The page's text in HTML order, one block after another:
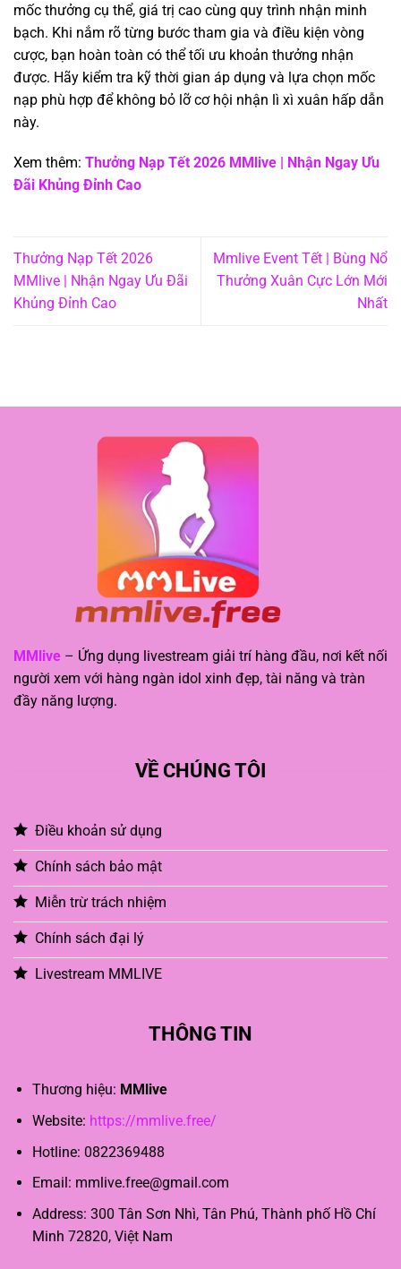
mốc thưởng cụ thể, giá trị cao cùng quy trình nhận minh
bạch. Khi nắm rõ từng bước tham gia và điều kiện vòng
cược, bạn hoàn toàn có thể tối ưu khoản thưởng nhận
được. Hãy kiểm tra kỹ thời gian áp dụng và lựa chọn mốc
nạp phù hợp để không bỏ lỡ cơ hội nhận lì xì xuân hấp dẫn
này.
Xem thêm: Thưởng Nạp Tết 2026 MMlive | Nhận Ngay Ưu
Đãi Khủng Đỉnh Cao
Thưởng Nạp Tết 2026
MMlive | Nhận Ngay Ưu Đãi
Khủng Đỉnh Cao
Mmlive Event Tết | Bùng Nổ
Thưởng Xuân Cực Lớn Mới
Nhất
MMlive – Ứng dụng livestream giải trí hàng đầu, nơi kết nối
người xem với hàng ngàn idol xinh đẹp, tài năng và tràn
đầy năng lượng.
VỀ CHÚNG TÔI
Điều khoản sử dụng
Chính sách bảo mật
Miễn trừ trách nhiệm
Chính sách đại lý
Livestream MMLIVE
THÔNG TIN
Thương hiệu: MMlive
Website: https://mmlive.free/
Hotline: 0822369488
Email: mmlive.free@gmail.com
Address: 300 Tân Sơn Nhì, Tân Phú, Thành phố Hồ Chí
Minh 72820, Việt Nam